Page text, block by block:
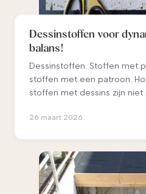
Dessinstoffen voor
balans!
Dessinstoffen. Stoffen met
stoffen met een patroon.
stoffen met dessins zijn niet
meer sfeer en
26 maart 2026